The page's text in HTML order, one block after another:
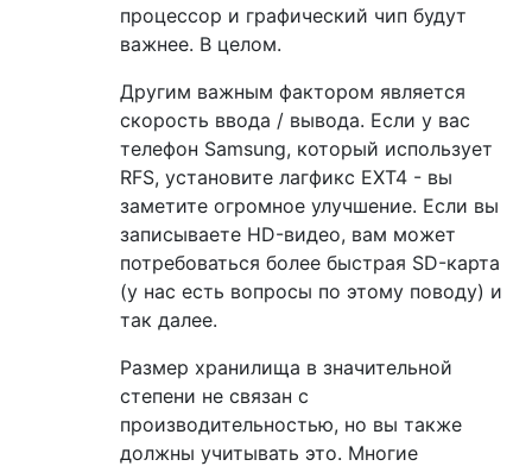
процессор и графический чип будут
важнее. В целом.
Другим важным фактором является
скорость ввода / вывода. Если у вас
телефон Samsung, который использует
RFS, установите лагфикс EXT4 - вы
заметите огромное улучшение. Если вы
записываете HD-видео, вам может
потребоваться более быстрая SD-карта
(у нас есть вопросы по этому поводу) и
так далее.
Размер хранилища в значительной
степени не связан с
производительностью, но вы также
должны учитывать это. Многие